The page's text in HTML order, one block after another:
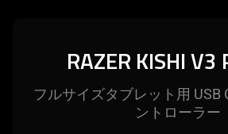
RAZER KISHI V3
フルサイズタブレット用 USB
ントローラー